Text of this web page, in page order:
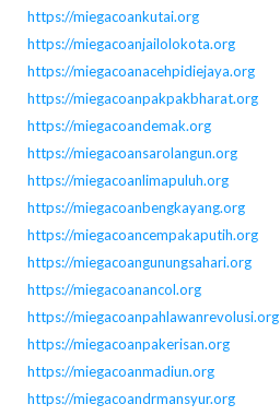
https://miegacoankutai.org
https://miegacoanjailolokota.org
https://miegacoanacehpidiejaya.org
https://miegacoanpakpakbharat.org
https://miegacoandemak.org
https://miegacoansarolangun.org
https://miegacoanlimapuluh.org
https://miegacoanbengkayang.org
https://miegacoancempakaputih.org
https://miegacoangunungsahari.org
https://miegacoanancol.org
https://miegacoanpahlawanrevolusi.org
https://miegacoanpakerisan.org
https://miegacoanmadiun.org
https://miegacoandrmansyur.org